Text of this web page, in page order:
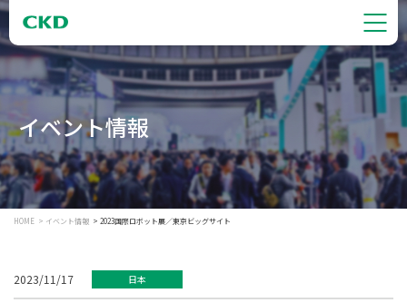
イベント情報
HOME イベント情報 2023国際ロボット展／東京ビッグサイト
2023/11/17 日本